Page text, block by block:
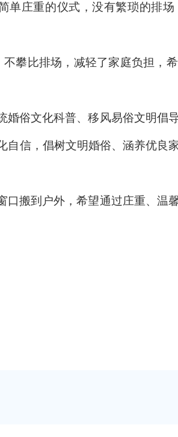
单庄重的仪式，没有繁琐的排
攀比排场，减轻了家庭负担，
俗文化科普、移风易俗文明倡
信，倡树文明婚俗、涵养优良
搬到户外，希望通过庄重、温